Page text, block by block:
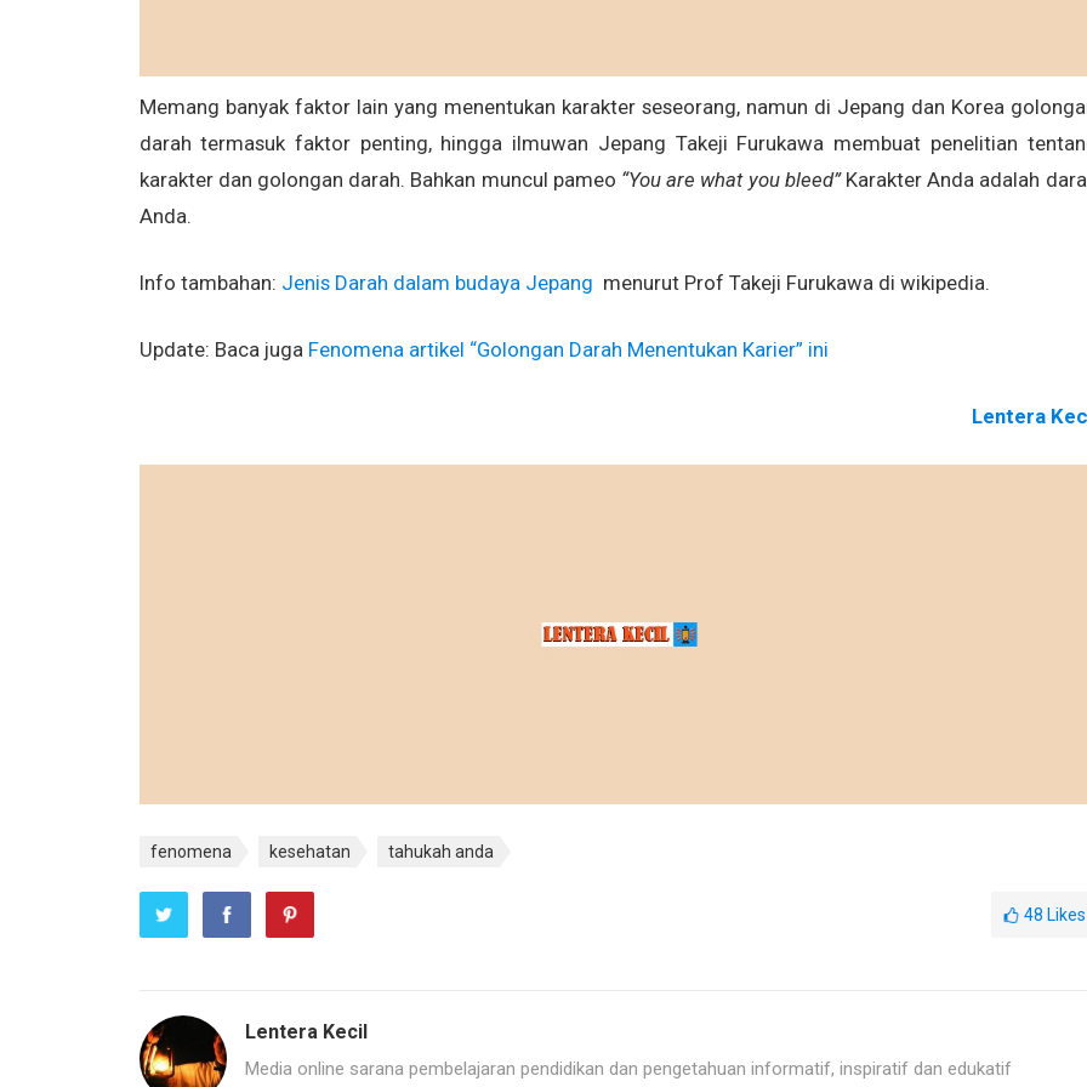
Memang banyak faktor lain yang menentukan karakter seseorang, namun di Jepang dan Korea
darah termasuk faktor penting, hingga ilmuwan Jepang Takeji Furukawa membuat penelitian
karakter dan golongan darah. Bahkan muncul pameo “You are what you bleed”Karakter Anda adalah
Anda.
Info tambahan: Jenis Darah dalam budaya Jepang menurut Prof Takeji Furukawa di wikipedia.
Update: Baca juga Fenomena artikel “Golongan Darah Menentukan Karier” ini
Lentera
fenomena kesehatan tahukah anda
48 Likes
Lentera Kecil
Media online sarana pembelajaran pendidikan dan pengetahuan informatif, inspiratif dan edukatif